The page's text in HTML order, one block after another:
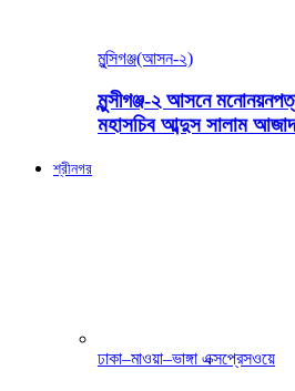
মুন্সিগঞ্জ(আসন-২)
মুন্সীগঞ্জ-২ আসনে
মহাসচিব আব্দুস সালাম আজাদ
শ্রীনগর
ঢাকা–মাওয়া–ভাঙ্গা এক্সপ্রেসওয়ে